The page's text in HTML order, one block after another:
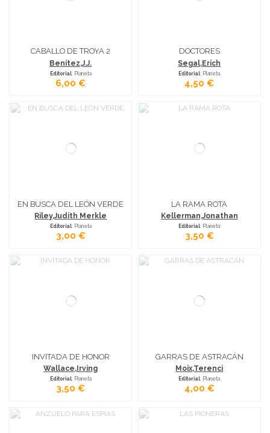
CABALLO DE TROYA 2
Benítez,J.J.
Editorial: Planeta
6,00 €
DOCTORES
Segal,Erich
Editorial: Planeta
4,50 €
EN BUSCA DEL LEÓN VERDE
Riley,Judith Merkle
Editorial: Planeta
3,00 €
LA RAMA ROTA
Kellerman,Jonathan
Editorial: Planeta
3,50 €
INVITADA DE HONOR
Wallace,Irving
Editorial: Planeta
3,50 €
GARRAS DE ASTRACÁN
Moix,Terenci
Editorial: Planeta
4,00 €